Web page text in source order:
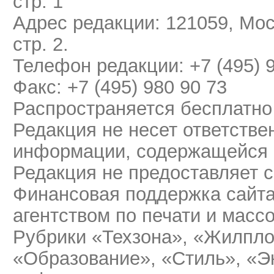
Адрес редакции: 121059,
стр. 2.
Телефон редакции: +7 (495)
Факс: +7 (495) 980 90 73
Распространяется бесплатно
Редакция не несет
информации, содержащейся
Редакция не предоставляет
Финансовая поддержка
агентством по печати и
Рубрики «Техзона»,
«Образование», «Стиль»,